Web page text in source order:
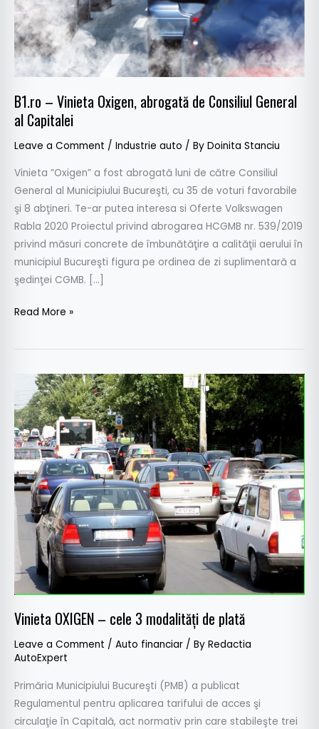
B1.ro – Vinieta Oxigen, abrogată de Consiliul General
al Capitalei
Leave a Comment / Industrie auto / By Doinita Stanciu
Vinieta ”Oxigen” a fost abrogată luni de către Consiliul
General al Municipiului Bucureşti, cu 35 de voturi favorabile
şi 8 abţineri. Te-ar putea interesa si Oferte Volkswagen
Rabla 2020 Proiectul privind abrogarea HCGMB nr. 539/2019
privind măsuri concrete de îmbunătăţire a calităţii aerului în
municipiul Bucureşti figura pe ordinea de zi suplimentară a
şedinţei CGMB. […]
General
al
Capitalei
Read More »
Vinieta OXIGEN – cele 3 modalităţi de plată
Leave a Comment / Auto financiar / By Redactia
AutoExpert
Primăria Municipiului Bucureşti (PMB) a publicat
Regulamentul pentru aplicarea tarifului de acces şi
circulaţie în Capitală, act normativ prin care stabileşte trei
Vinieta
OXIGEN
–
cele
3
modalităţi
de
plată